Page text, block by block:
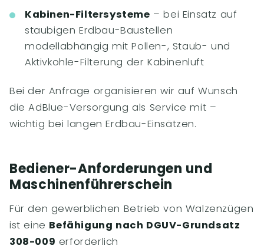
Kabinen-Filtersysteme – bei Einsatz auf
staubigen Erdbau-Baustellen
modellabhängig mit Pollen-, Staub- und
Aktivkohle-Filterung der Kabinenluft
Bei der Anfrage organisieren wir auf Wunsch
die AdBlue-Versorgung als Service mit –
wichtig bei langen Erdbau-Einsätzen.
Bediener-Anforderungen und
Maschinenführerschein
Für den gewerblichen Betrieb von Walzenzügen
ist eine Befähigung nach DGUV-Grundsatz
308-009 erforderlich